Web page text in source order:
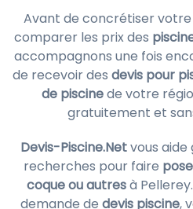
Avant de concrétiser votre
comparer les prix des
accompagnons une fois
de recevoir des devis pour
de piscinede votre
gratuitement et
Devis-Piscine.Netvous
recherches pour faire
coque ou autresà
demande de devis piscine,